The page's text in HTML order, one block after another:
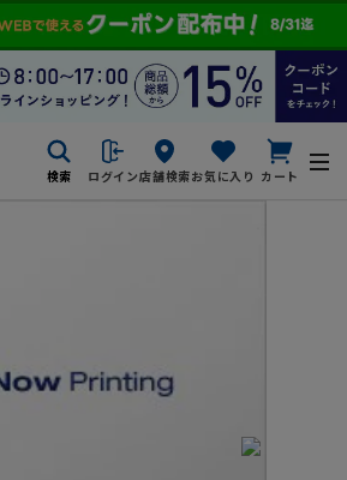
検索 ログイン店舗検索お気に入り カート